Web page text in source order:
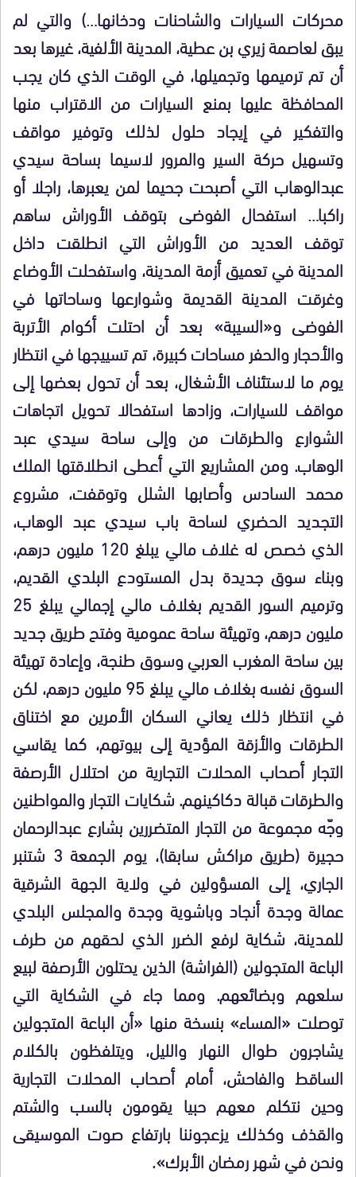
محركات السيارات والشاحنات ودخانها…) والتي لم
يبق لعاصمة زيري بن عطية، المدينة الألفية، غيرها بعد
أن تم ترميمها وتجميلها، في الوقت الذي كان يجب
المحافظة عليها بمنع السيارات من الاقتراب منها
والتفكير في إيجاد حلول لذلك وتوفير مواقف
وتسهيل حركة السير والمرور لاسيما بساحة سيدي
عبدالوهاب التي أصبحت جحيما لمن يعبرها، راجلا أو
راكبا… استفحال الفوضى بتوقف الأوراش ساهم
توقف العديد من الأوراش التي انطلقت داخل
المدينة في تعميق أزمة المدينة، واستفحلت الأوضاع
وغرقت المدينة القديمة وشوارعها وساحاتها في
الفوضى و«السيبة» بعد أن احتلت أكوام الأتربة
والأحجار والحفر مساحات كبيرة، تم تسييجها في انتظار
يوم ما لاستئناف الأشغال، بعد أن تحول بعضها إلى
مواقف للسيارات، وزادها استفحالا تحويل اتجاهات
الشوارع والطرقات من وإلى ساحة سيدي عبد
الوهاب. ومن المشاريع التي أعطى انطلاقتها الملك
محمد السادس وأصابها الشلل وتوقفت، مشروع
التجديد الحضري لساحة باب سيدي عبد الوهاب،
الذي خصص له غلاف مالي يبلغ 120 مليون درهم،
وبناء سوق جديدة بدل المستودع البلدي القديم،
وترميم السور القديم بغلاف مالي إجمالي يبلغ 25
مليون درهم، وتهيئة ساحة عمومية وفتح طريق جديد
بين ساحة المغرب العربي وسوق طنجة، وإعادة تهيئة
السوق نفسه بغلاف مالي يبلغ 95 مليون درهم، لكن
في انتظار ذلك يعاني السكان الأمرين مع اختناق
الطرقات والأزقة المؤدية إلى بيوتهم، كما يقاسي
التجار أصحاب المحلات التجارية من احتلال الأرصفة
والطرقات قبالة دكاكينهم. شكايات التجار والمواطنين
وجّه مجموعة من التجار المتضررين بشارع عبدالرحمان
حجيرة (طريق مراكش سابقا)، يوم الجمعة 3 شتنبر
الجاري، إلى المسؤولين في ولاية الجهة الشرقية
عمالة وجدة أنجاد وباشوية وجدة والمجلس البلدي
للمدينة، شكاية لرفع الضرر الذي لحقهم من طرف
الباعة المتجولين (الفراشة) الذين يحتلون الأرصفة لبيع
سلعهم وبضائعهم. ومما جاء في الشكاية التي
توصلت «المساء» بنسخة منها «أن الباعة المتجولين
يشاجرون طوال النهار والليل، ويتلفظون بالكلام
الساقط والفاحش، أمام أصحاب المحلات التجارية
وحين نتكلم معهم حبيا يقومون بالسب والشتم
والقذف وكذلك يزعجوننا بارتفاع صوت الموسيقى
ونحن في شهر رمضان الأبرك».